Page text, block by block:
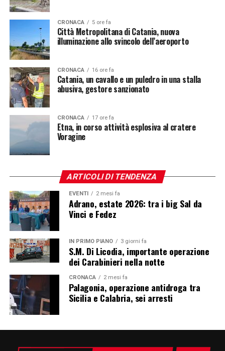
CRONACA 5 ore fa
Città Metropolitana di Catania, nuova
illuminazione allo svincolo dell’aeroporto
CRONACA 16 ore fa
Catania, un cavallo e un puledro in una stalla
abusiva, gestore sanzionato
CRONACA 17 ore fa
Etna, in corso attività esplosiva al cratere
Voragine
ARTICOLI DI TENDENZA
EVENTI 2 mesi fa
Adrano, estate 2026: tra i big Sal da
Vinci e Fedez
IN PRIMO PIANO 3 giorni fa
S.M. Di Licodia, importante operazione
dei Carabinieri nella notte
CRONACA 2 mesi fa
Palagonia, operazione antidroga tra
Sicilia e Calabria, sei arresti